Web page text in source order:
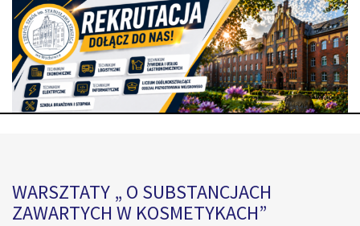
WARSZTATY „ O SUBSTANCJACH
ZAWARTYCH W KOSMETYKACH”